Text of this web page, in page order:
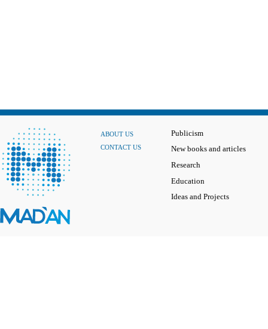
ABOUT US
CONTACT US
Publicism
New books and articles
Research
Education
Ideas and Projects